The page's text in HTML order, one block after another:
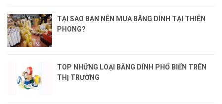
TẠI SAO BẠN NÊN MUA BĂNG DÍNH TẠI THIÊN
PHONG?
TOP NHỮNG LOẠI BĂNG DÍNH PHỔ BIẾN TRÊN
THỊ TRƯỜNG